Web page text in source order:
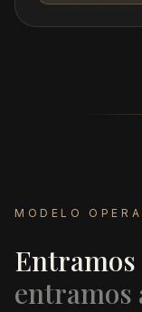
MODELO
Entramos
entramos